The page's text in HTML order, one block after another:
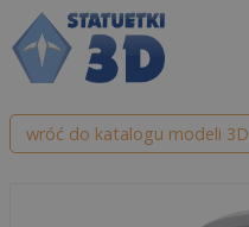
Przejdź
do
treści
wróć do katalogu modeli 3D